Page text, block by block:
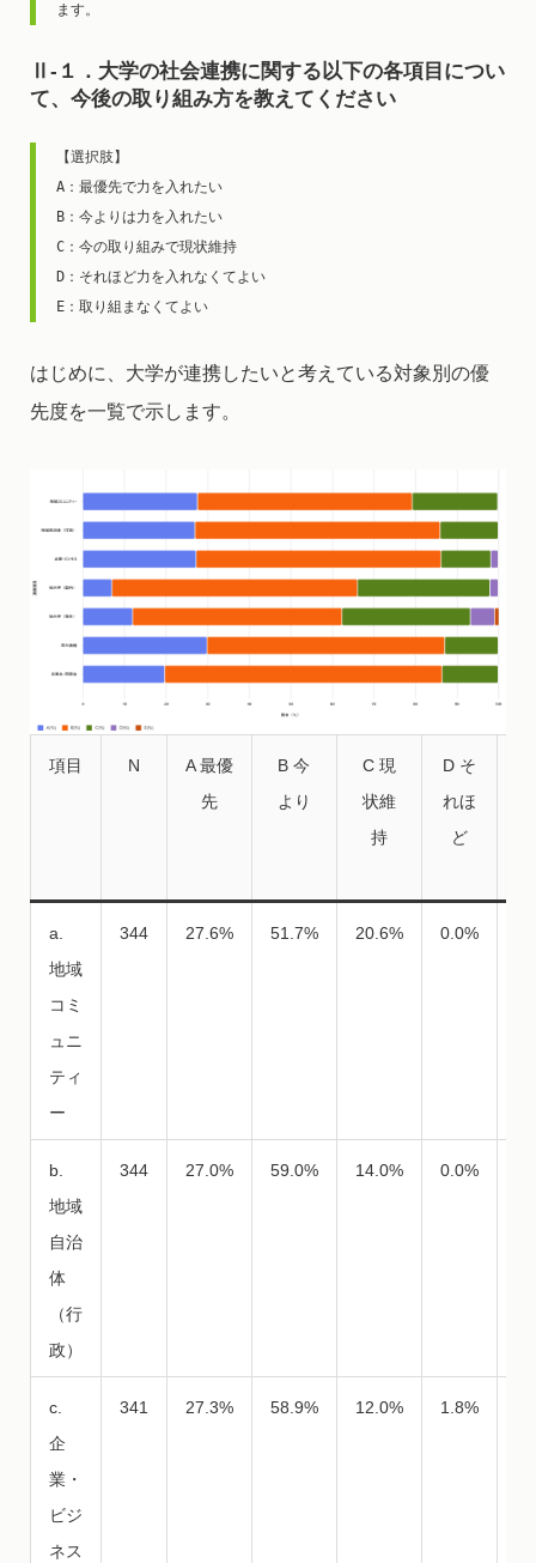
ます。
Ⅱ-１．大学の社会連携に関する以下の各項目につい
て、今後の取り組み方を教えてください
【選択肢】
A：最優先で力を入れたい
B：今よりは力を入れたい
C：今の取り組みで現状維持
D：それほど力を入れなくてよい
E：取り組まなくてよい
はじめに、大学が連携したいと考えている対象別の優
先度を一覧で示します。
項目 N
A 最優
先
B 今
より
C 現
状維
持
D そ
れほ
ど
a.
地域
コミ
ュニ
ティ
ー
344 27.6% 51.7% 20.6% 0.0%
b.
地域
自治
体
（行
政）
344 27.0% 59.0% 14.0% 0.0%
c.
企
業・
ビジ
ネス
341 27.3% 58.9% 12.0% 1.8%